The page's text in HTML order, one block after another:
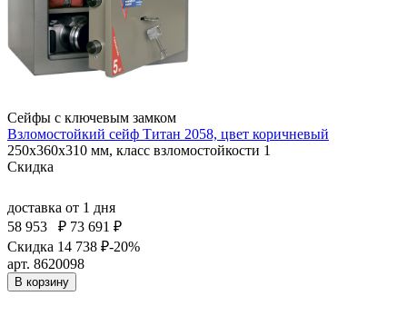
Сейфы с ключевым замком
Взломостойкий сейф Титан 2058, цвет коричневый
250x360x310 мм, класс взломостойкости 1
Скидка
доставка от 1 дня
58 953
₽ 73 691 ₽
Скидка 14 738 ₽-20%
арт. 8620098
В корзину